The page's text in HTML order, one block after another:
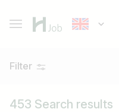
Filter
453 Search results